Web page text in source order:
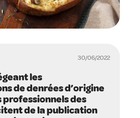
30/06/2022
les
de denrées d’origine
professionnels des
de la publication